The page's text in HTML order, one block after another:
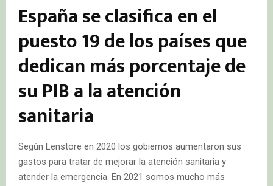
España se clasifica en el
puesto 19 de los países que
dedican más porcentaje de
su PIB a la atención
sanitaria
Según Lenstore en 2020 los gobiernos aumentaron sus
gastos para tratar de mejorar la atención sanitaria y
atender la emergencia. En 2021 somos mucho más